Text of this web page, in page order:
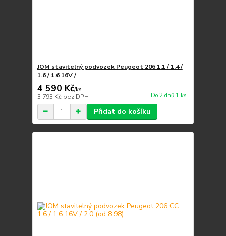
JOM stavitelný podvozek Peugeot 206 1.1 / 1.4 /
1.6 / 1.6 16V /
4 590 Kč/ks
3 793 Kč bez DPH Do 2 dnů 1 ks
Přidat do košíku